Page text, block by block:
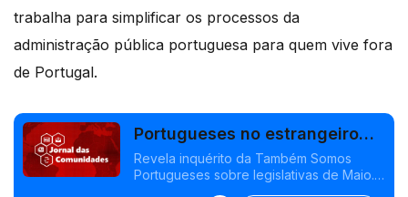
trabalha para simplificar os processos da
administração pública portuguesa para quem vive fora
de Portugal.
Portugueses no estrangeiro
querem sistema voto eficiente
Revela inquérito da Também Somos
Portugueses sobre legislativas de Maio.